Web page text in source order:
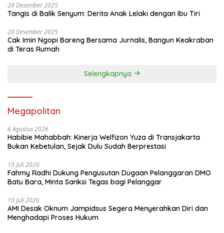
29 Desember 2025
Tangis di Balik Senyum: Derita Anak Lelaki dengan Ibu Tiri
28 Desember 2025
Cak Imin Ngopi Bareng Bersama Jurnalis, Bangun Keakraban
di Teras Rumah
Selengkapnya
Megapolitan
6 Agustus 2026
Habibie Mahabbah: Kinerja Welfizon Yuza di Transjakarta
Bukan Kebetulan, Sejak Dulu Sudah Berprestasi
10 Juli 2026
Fahmy Radhi Dukung Pengusutan Dugaan Pelanggaran DMO
Batu Bara, Minta Sanksi Tegas bagi Pelanggar
10 Juli 2026
AMI Desak Oknum Jampidsus Segera Menyerahkan Diri dan
Menghadapi Proses Hukum